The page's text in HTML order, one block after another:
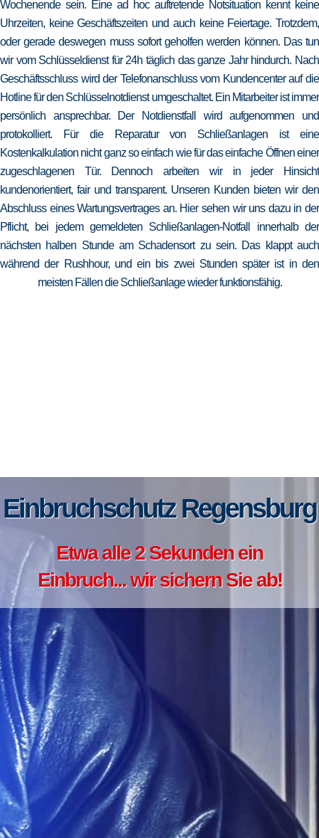
Wochenende sein. Eine ad hoc auftretende Notsituation kennt keine
Uhrzeiten, keine Geschäftszeiten und auch keine Feiertage. Trotzdem,
oder gerade deswegen muss sofort geholfen werden können. Das tun
wir vom Schlüsseldienst für 24h täglich das ganze Jahr hindurch. Nach
Geschäftsschluss wird der Telefonanschluss vom Kundencenter auf die
Hotline für den Schlüsselnotdienst umgeschaltet. Ein Mitarbeiter ist immer
persönlich ansprechbar. Der Notdienstfall wird aufgenommen und
protokolliert. Für die Reparatur von Schließanlagen ist eine
Kostenkalkulation nicht ganz so einfach wie für das einfache Öffnen einer
zugeschlagenen Tür. Dennoch arbeiten wir in jeder Hinsicht
kundenorientiert, fair und transparent. Unseren Kunden bieten wir den
Abschluss eines Wartungsvertrages an. Hier sehen wir uns dazu in der
Pflicht, bei jedem gemeldeten Schließanlagen-Notfall innerhalb der
nächsten halben Stunde am Schadensort zu sein. Das klappt auch
während der Rushhour, und ein bis zwei Stunden später ist in den
meisten Fällen die Schließanlage wieder funktionsfähig.
Einbruchschutz Regensburg
Etwa alle 2 Sekunden ein
Einbruch... wir sichern Sie ab!